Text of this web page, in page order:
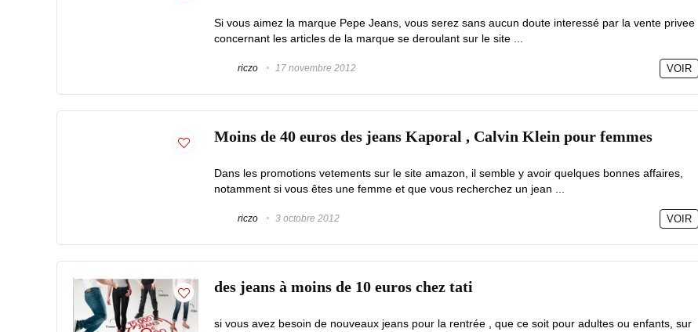
Si vous aimez la marque Pepe Jeans, vous serez sans aucun doute interessé par la vente privee
concernant les articles de la marque se deroulant sur le site ...
riczo 17 novembre 2012 VOIR
Moins de 40 euros des jeans Kaporal , Calvin Klein pour femmes
Dans les promotions vetements sur le site amazon, il semble y avoir quelques bonnes affaires,
notamment si vous êtes une femme et que vous recherchez un jean ...
riczo 3 octobre 2012 VOIR
des jeans à moins de 10 euros chez tati
si vous avez besoin de nouveaux jeans pour la rentrée , que ce soit pour adultes ou enfants, sur